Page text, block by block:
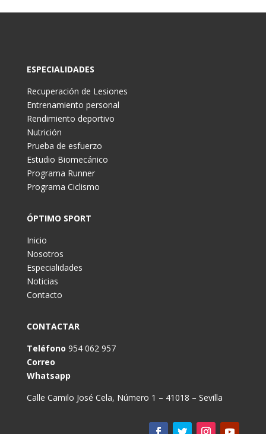
ESPECIALIDADES
Recuperación de Lesiones
Entrenamiento personal
Rendimiento deportivo
Nutrición
Prueba de esfuerzo
Estudio Biomecánico
Programa Runner
Programa Ciclismo
ÓPTIMO SPORT
Inicio
Nosotros
Especialidades
Noticias
Contacto
CONTACTAR
Teléfono 954 062 957
Correo
Whatsapp
Calle Camilo José Cela, Número 1 – 41018 – Sevilla